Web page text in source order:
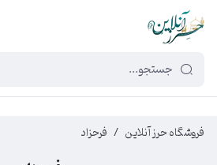
449f43cf-3da2-4422-bb12-2566cb5b8b05
فروشگاه حرز آنلاین / فرحزاد